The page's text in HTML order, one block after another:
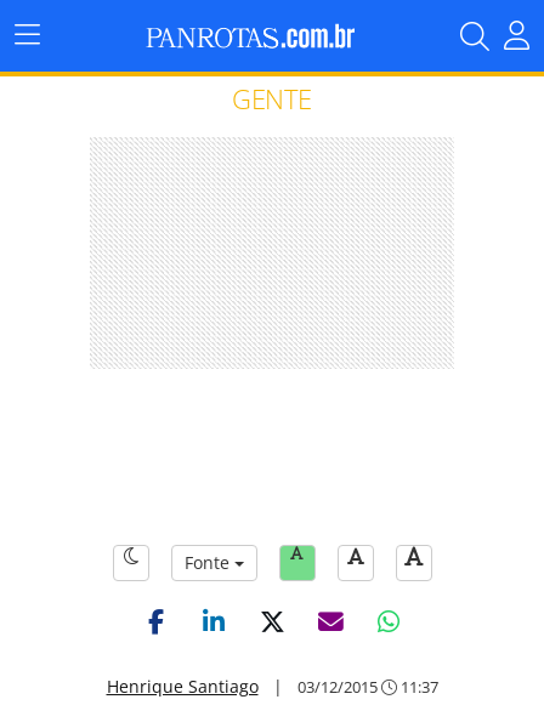
Menu
Principal
GENTE
Fonte
Henrique Santiago| 03/12/2015 11:37